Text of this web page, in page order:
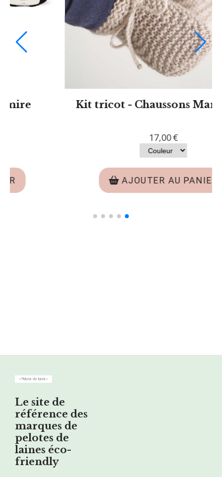
Modèle tricot PDF - Echarpe
AJOUTER AU PANIER
Le site de
référence des
marques de
pelotes de
laines éco-
friendly